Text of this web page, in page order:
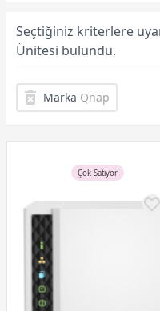
Seçtiğiniz kriterlere
Ünitesi bulundu.
Marka Qnap
Çok Satıyor